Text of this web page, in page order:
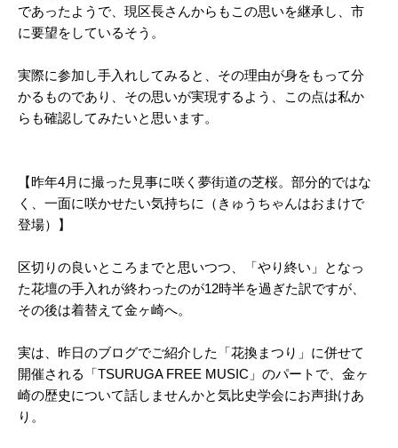
であったようで、現区長さんからもこの思いを継承し、市
に要望をしているそう。
実際に参加し手入れしてみると、その理由が身をもって分
かるものであり、その思いが実現するよう、この点は私か
らも確認してみたいと思います。
【昨年4月に撮った見事に咲く夢街道の芝桜。部分的ではな
く、一面に咲かせたい気持ちに（きゅうちゃんはおまけで
登場）】
区切りの良いところまでと思いつつ、「やり終い」となっ
た花壇の手入れが終わったのが12時半を過ぎた訳ですが、
その後は着替えて金ヶ崎へ。
実は、昨日のブログでご紹介した「花換まつり」に併せて
開催される「TSURUGA FREE MUSIC」のパートで、金ヶ
崎の歴史について話しませんかと気比史学会にお声掛けあ
り。